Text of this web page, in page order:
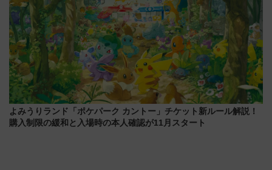
よみうりランド「ポケパーク カントー」チケット新ルール解説！
購入制限の緩和と入場時の本人確認が11月スタート